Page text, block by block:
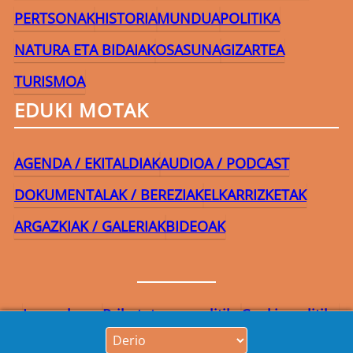
PERTSONAKHISTORIAMUNDUAPOLITIKA
NATURA ETA BIDAIAKOSASUNAGIZARTEA
TURISMOA
EDUKI MOTAK
AGENDA / EKITALDIAKAUDIOA / PODCAST
DOKUMENTALAK / BEREZIAKELKARRIZKETAK
ARGAZKIAK / GALERIAKBIDEOAK
Lege-oharraPribatutasun-politikaCookie politika